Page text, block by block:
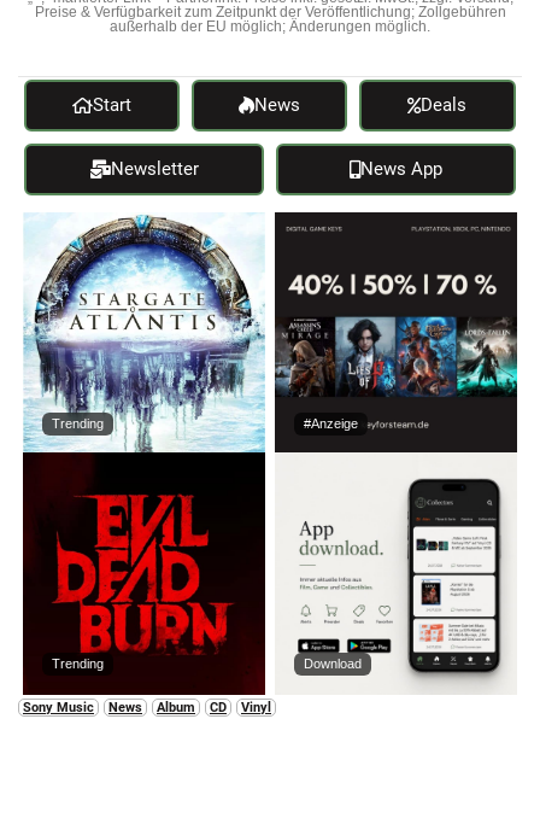
Preise & Verfügbarkeit zum Zeitpunkt der Veröffentlichung; Zollgebühren
außerhalb der EU möglich; Änderungen möglich.
Start News Deals
Newsletter News App
Trending #Anzeige
Trending Download
Sony Music News Album CD Vinyl